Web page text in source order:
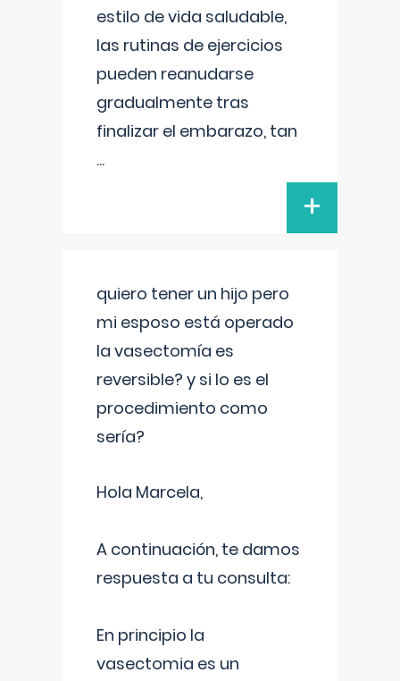
estilo de vida saludable,
las rutinas de ejercicios
pueden reanudarse
gradualmente tras
finalizar el embarazo, tan
...
+
quiero tener un hijo pero
mi esposo está operado
la vasectomía es
reversible? y si lo es el
procedimiento como
sería?
Hola Marcela,
A continuación, te damos
respuesta a tu consulta:
En principio la
vasectomia es un